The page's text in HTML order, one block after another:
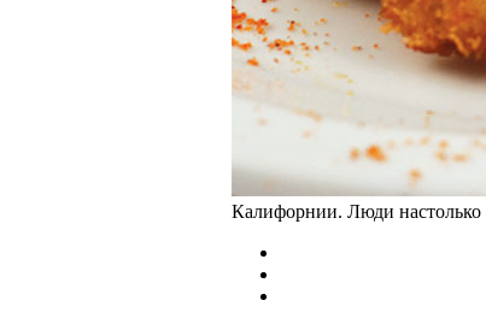
Калифорнии. Люди настолько